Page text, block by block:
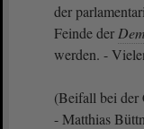
der
Feinde der
werden. -
(Beifall bei der
- Matthias